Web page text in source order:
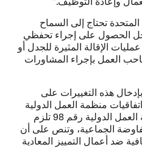
تحتاج إلى السماح
الحصول على إجراء تحفظي
الإقالة المثيرة للجدل أو
العمل بإجراء المشاورات
هذه التغييرات على
اتفاقيات منظمة العمل الدولية
. إن اتفاقية منظمة العمل الدولية رقم 98 تلزم
الجماعية، وتنص على أن
ضد أعمال التمييز المعادية